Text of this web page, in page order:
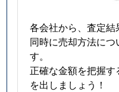
各会社から、査定結
同時に売却方法につ
す。
正確な金額を把握
を出しましょう！